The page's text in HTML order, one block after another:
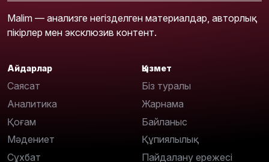
Malim — анализге негізделген материалдар, авторлық
пікірлер мен эксклюзив контент.
Айдарлар
Саясат
Аналитика
Қоғам
Мәдениет
Сұхбат
Қызмет
Біз туралы
Жарнама
Байланыс
Құпиялылық
Пайдалану ережесі